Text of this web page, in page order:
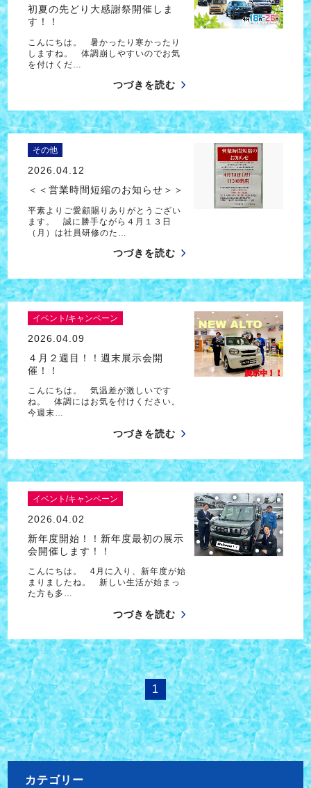
初夏の先どり大感謝祭開催しま
す！！
こんにちは。 暑かったり寒かったり
しますね。 体調崩しやすいのでお気
を付けくだ…
つづきを読む
その他
2026.04.12
＜＜営業時間短縮のお知らせ＞＞
平素よりご愛顧賜りありがとうござい
ます。 誠に勝手ながら４月１３日
（月）は社員研修のた…
つづきを読む
イベント/キャンペーン
2026.04.09
４月２週目！！週末展示会開
催！！
こんにちは。 気温差が激しいです
ね。 体調にはお気を付けください。
今週末…
つづきを読む
イベント/キャンペーン
2026.04.02
新年度開始！！新年度最初の展示
会開催します！！
こんにちは。 4月に入り、新年度が始
まりましたね。 新しい生活が始まっ
た方も多…
つづきを読む
1
カテゴリー